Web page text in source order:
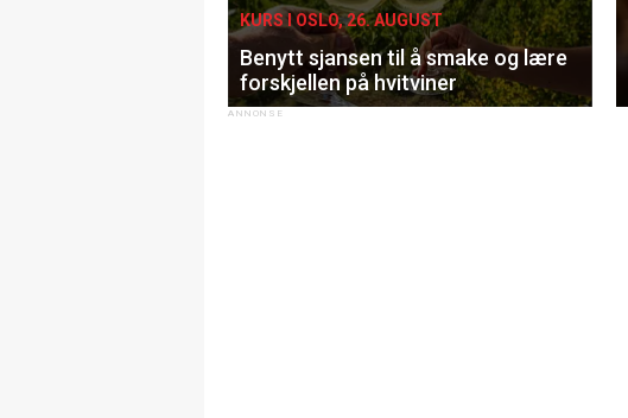
KURS I OSLO, 26. AUGUST
Benytt sjansen til å smake og lære
forskjellen på hvitviner